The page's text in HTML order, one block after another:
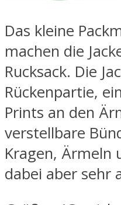
Das kleine
machen die
Rucksack. Die
Rückenpartie,
Prints an den
verstellbare
Kragen, Ärmeln
dabei aber sehr